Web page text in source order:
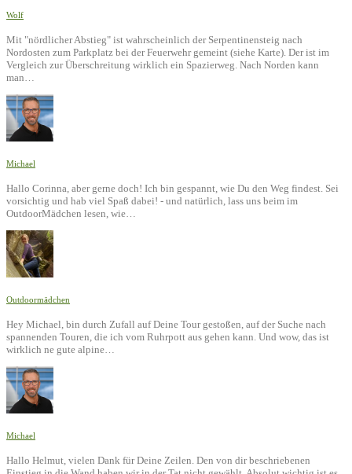
Wolf
Mit "nördlicher Abstieg" ist wahrscheinlich der Serpentinensteig nach
Nordosten zum Parkplatz bei der Feuerwehr gemeint (siehe Karte). Der ist im
Vergleich zur Überschreitung wirklich ein Spazierweg. Nach Norden kann
man…
Michael
Hallo Corinna, aber gerne doch! Ich bin gespannt, wie Du den Weg findest. Sei
vorsichtig und hab viel Spaß dabei! - und natürlich, lass uns beim im
OutdoorMädchen lesen, wie…
Outdoormädchen
Hey Michael, bin durch Zufall auf Deine Tour gestoßen, auf der Suche nach
spannenden Touren, die ich vom Ruhrpott aus gehen kann. Und wow, das ist
wirklich ne gute alpine…
Michael
Hallo Helmut, vielen Dank für Deine Zeilen. Den von dir beschriebenen